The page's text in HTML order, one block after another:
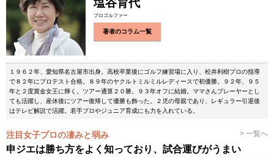
塩谷育代
プロゴルファー
著者のコラム一覧
１９６２年、愛知県名古屋市出身。高校卒業後にゴルフ練習場に入り、松井利樹プロの指導
で８２年にプロテスト合格。８９年のヤクルトミルミルレディースで初優勝。９２年、９５
年と２度賞金女王に輝く。ツアー通算２０勝。９３年オフに結婚。ママさんプレーヤーとし
ても活躍し、産休後にツアー復帰して優勝も飾った。２児の母親であり、レギュラー引退後
はテレビ解説で活躍。若手プロやジュニア育成にも力を入れている。
注目女子プロの凄みと弱み > 一覧へ
申ジエは勝ち方をよく知っており、試合運びがうまい